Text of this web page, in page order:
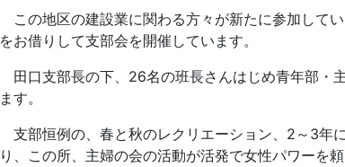
この地区の建設業に関わる方々が新たに参加して
をお借りして支部会を開催しています。
田口支部長の下、26名の班長さんはじめ青年部・
ます。
支部恒例の、春と秋のレクリエーション、2～3年
り、この所、主婦の会の活動が活発で女性パワーを頼